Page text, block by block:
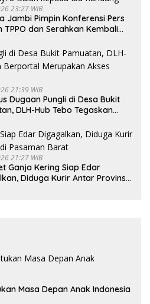
23:27 WIB
Jambi Pimpin Konferensi Pers
TPPO dan Serahkan Kembali
21:39 WIB
Dugaan Pungli di Desa Bukit
DLH-Hub Tebo Tegaskan
21:27 WIB
Ganja Kering Siap Edar
Diduga Kurir Antar Provinsi
Masa Depan Anak Indonesia